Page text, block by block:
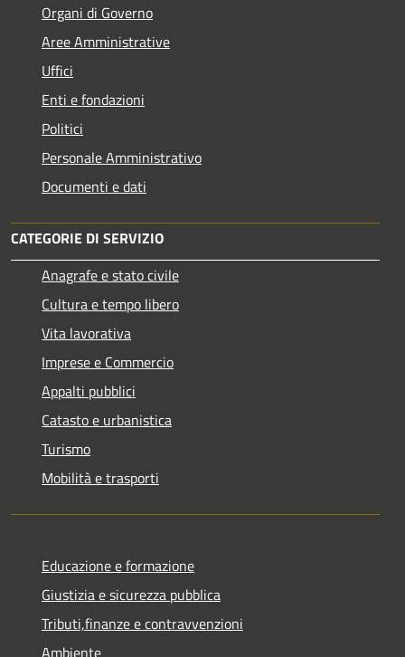
Organi di Governo
Aree Amministrative
Uffici
Enti e fondazioni
Politici
Personale Amministrativo
Documenti e dati
CATEGORIE DI SERVIZIO
Anagrafe e stato civile
Cultura e tempo libero
Vita lavorativa
Imprese e Commercio
Appalti pubblici
Catasto e urbanistica
Turismo
Mobilità e trasporti
Educazione e formazione
Giustizia e sicurezza pubblica
Tributi,finanze e contravvenzioni
Ambiente